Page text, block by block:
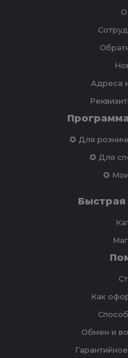
О
Адреса
✪ Для
✪ Для
✪
Быстрая
Как
Обмен и